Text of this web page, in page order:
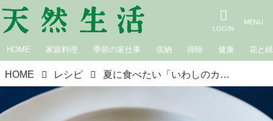
HOME 家庭料理 季節の家仕事 収納 掃除 健康 花と緑
HOME レシピ 夏に食べたい「いわしのカレーソテー」のつくり方。スパイシーな風味が食欲そそる！旬の“いわし”でごはんがすすむ一皿｜松田美智子の季節の仕事